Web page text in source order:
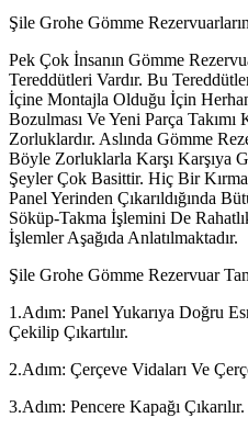
Şile Grohe Gömme
Pek Çok İnsanın Gömme
Tereddütleri Vardır. Bu
İçine Montajla Olduğu İçin
Bozulması Ve Yeni Parça Takımı
Zorluklardır. Aslında Gömme
Böyle Zorluklarla Karşı Karşıya
Şeyler Çok Basittir. Hiç Bir
Panel Yerinden Çıkarıldığında
Söküp-Takma İşlemini De
İşlemler Aşağıda Anlatılmaktadır.
Şile Grohe Gömme Rezervuar
1.Adım: Panel Yukarıya Doğru
Çekilip Çıkartılır.
2.Adım: Çerçeve Vidaları Ve
3.Adım: Pencere Kapağı Çıkarılır.